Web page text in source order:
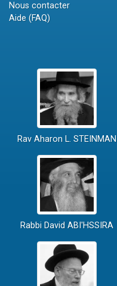
Nous contacter
Aide (FAQ)
Rav Aharon L. STEINMAN
Rabbi David ABI'HSSIRA